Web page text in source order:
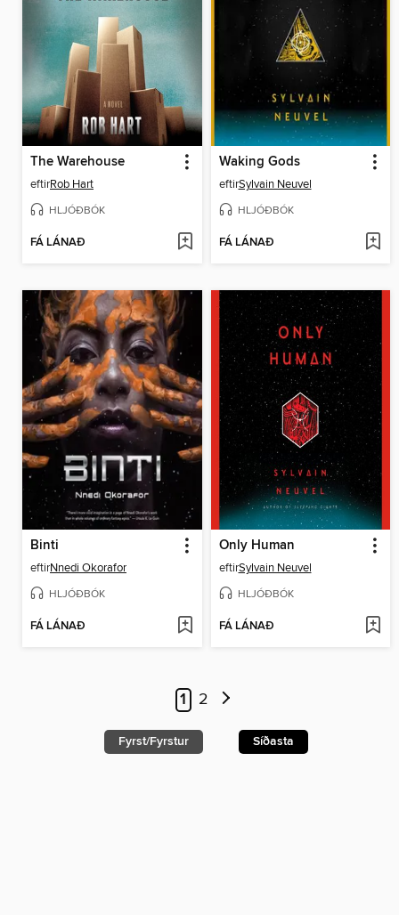
The Warehouse
eftirRob Hart
HLJÓÐBÓK
FÁ LÁNAÐ
Waking Gods
eftirSylvain Neuvel
HLJÓÐBÓK
FÁ LÁNAÐ
Binti
eftirNnedi Okorafor
HLJÓÐBÓK
FÁ LÁNAÐ
Only Human
eftirSylvain Neuvel
HLJÓÐBÓK
FÁ LÁNAÐ
1 2
Fyrst/Fyrstur Síðasta